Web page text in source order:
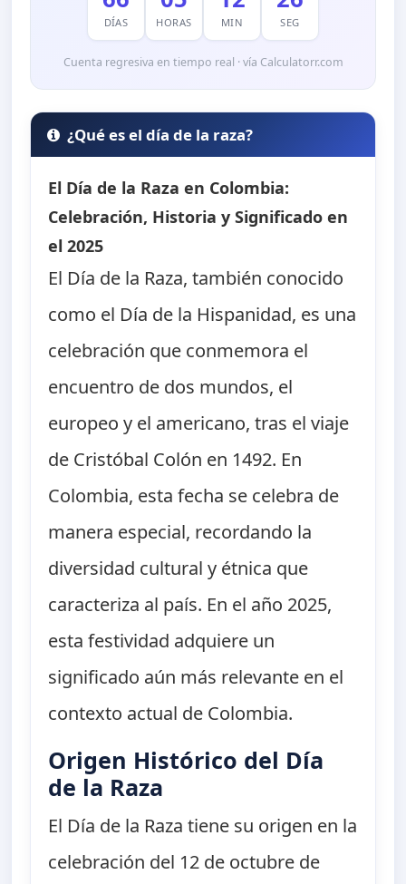
DÍAS HORAS MIN SEG
Cuenta regresiva en tiempo real · vía Calculatorr.com
¿Qué es el día de la raza?
El Día de la Raza en Colombia:
Celebración, Historia y Significado en
el 2025
El Día de la Raza, también conocido
como el Día de la Hispanidad, es una
celebración que conmemora el
encuentro de dos mundos, el
europeo y el americano, tras el viaje
de Cristóbal Colón en 1492. En
Colombia, esta fecha se celebra de
manera especial, recordando la
diversidad cultural y étnica que
caracteriza al país. En el año 2025,
esta festividad adquiere un
significado aún más relevante en el
contexto actual de Colombia.
Origen Histórico del Día
de la Raza
El Día de la Raza tiene su origen en la
celebración del 12 de octubre de